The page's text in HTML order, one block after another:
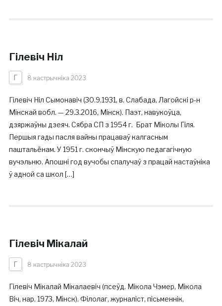
Гілевіч Ніл
Г 8 кастрычніка 2023
Гілевіч Ніл Сымонавіч (30.9.1931, в. Слабада, Лагойскі р-н
Мінскай вобл. — 29.3.2016, Мінск). Паэт, навукоўца,
дзяржаўны дзеяч. Сябра СП з 1954 г. Брат Міколы Гіля.
Першыя гады пасля вайны працаваў калгасным
паштальёнам. У 1951 г. скончыў Мінскую педагагічную
вучэльню. Апошні год вучобы спалучаў з працай настаўніка
ў адной са школ […]
Гілевіч Мікалай
Г 8 кастрычніка 2023
Гілевіч Мікалай Мікалаевіч (псеўд. Мікола Чэмер, Мікола
Віч, нар. 1973, Мінск). Філолаг, журналіст, пісьменнік,